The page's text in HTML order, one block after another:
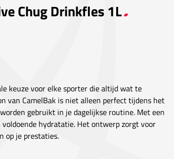
Chug Drinkfles 1L
keuze voor elke sporter die altijd wat te
van CamelBak is niet alleen perfect tijdens het
gebruikt in je dagelijkse routine. Met een
hydratatie. Het ontwerp zorgt voor
op je prestaties.